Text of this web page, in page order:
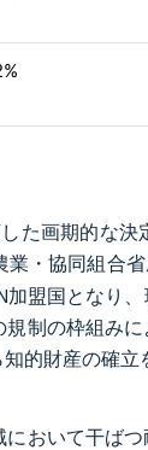
た画期的な
業・協同組合
盟国となり
制の枠組み
的財産の確立
おいて干ば